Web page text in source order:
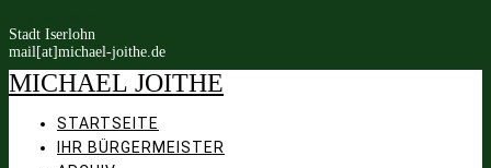
Stadt Iserlohn
mail[at]michael-joithe.de
MICHAEL JOITHE
STARTSEITE
IHR BÜRGERMEISTER